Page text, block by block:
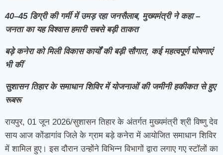
40–45 डिग्री की गर्मी में उमड़ रहा जनसैलाब, मुख्यमंत्री ने कहा –
जनता का यह विश्वास हमारी सबसे बड़ी ताकत
बड़े कनेरा को मिली विकास कार्यों की बड़ी सौगात, कई महत्वपूर्ण घोषणाएं
भी कीं
सुशासन तिहार के समाधान शिविर में योजनाओं की जमीनी हकीकत से हुए
रूबरू
रायपुर, 01 जून 2026/सुशासन तिहार के अंतर्गत मुख्यमंत्री श्री विष्णु देव
साय आज कोंडागांव जिले के ग्राम बड़े कनेरा में आयोजित समाधान शिविर
में शामिल हुए। इस दौरान उन्होंने विभिन्न विभागों द्वारा लगाए गए स्टॉलों का